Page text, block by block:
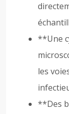
**Une
les
**Des